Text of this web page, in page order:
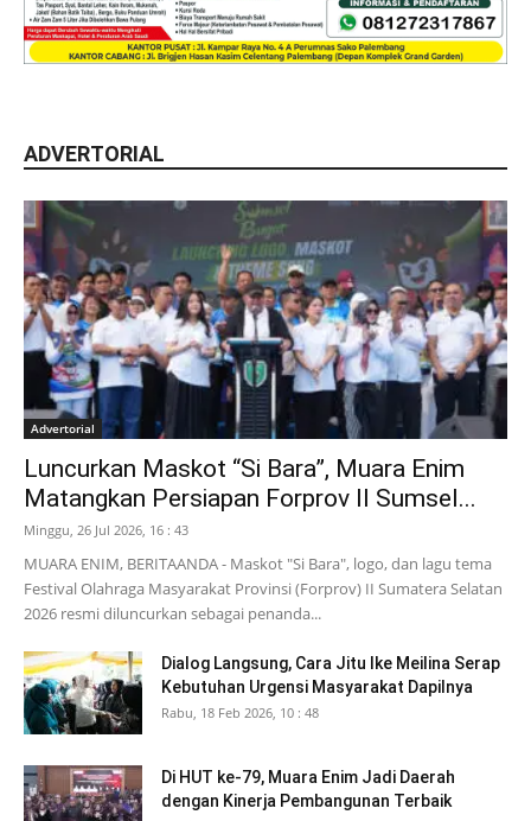
ADVERTORIAL
Advertorial
Luncurkan Maskot “Si Bara”, Muara Enim
Matangkan Persiapan Forprov II Sumsel...
Minggu, 26 Jul 2026, 16 : 43
MUARA ENIM, BERITAANDA - Maskot "Si Bara", logo, dan lagu tema
Festival Olahraga Masyarakat Provinsi (Forprov) II Sumatera Selatan
2026 resmi diluncurkan sebagai penanda...
Dialog Langsung, Cara Jitu Ike Meilina Serap
Kebutuhan Urgensi Masyarakat Dapilnya
Rabu, 18 Feb 2026, 10 : 48
Di HUT ke-79, Muara Enim Jadi Daerah
dengan Kinerja Pembangunan Terbaik